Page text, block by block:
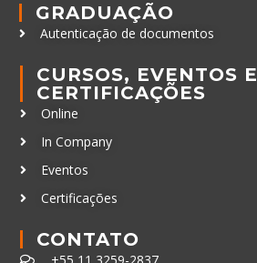
GRADUAÇÃO
Autenticação de documentos
CURSOS, EVENTOS E
CERTIFICAÇÕES
Online
In Company
Eventos
Certificações
CONTATO
+55 11 3259-2837